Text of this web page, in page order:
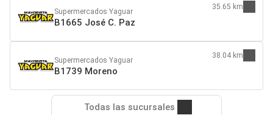
Supermercados Yaguar
B1665 José C. Paz
35.65 km
Supermercados Yaguar
B1739 Moreno
38.04 km
Todas las sucursales